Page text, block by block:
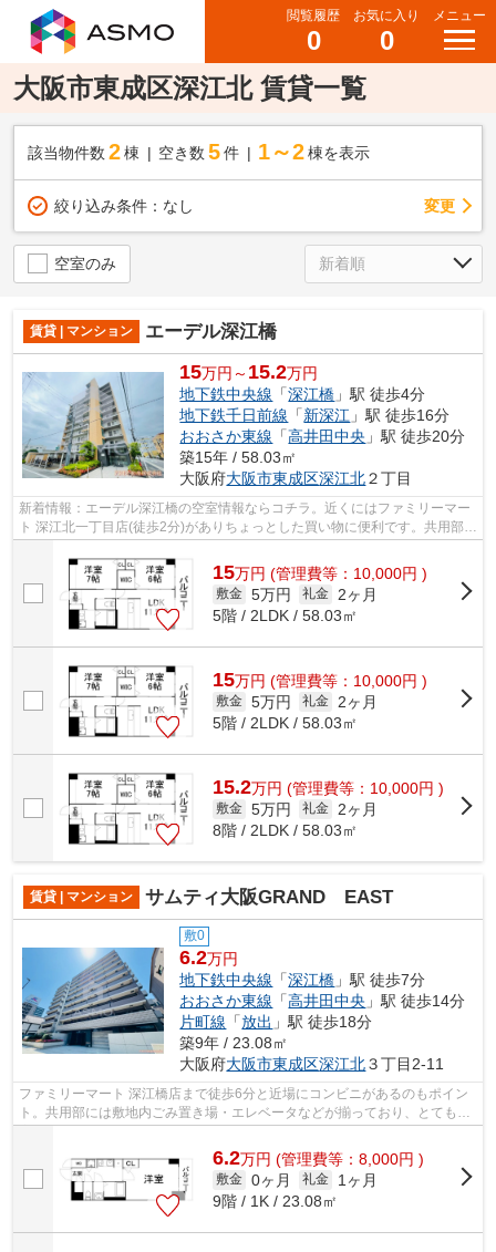
閲覧履歴
0
お気に入り
0
メニュー
大阪市東成区深江北 賃貸一覧
該当物件数 2棟 空き数 5 件 1～2 棟を表示
絞り込み条件： なし 変更
空室のみ
賃貸 | マンション エーデル深江橋
15万円～ 15.2万円
地下鉄中央線 「深江橋 」駅 徒歩4分
地下鉄千日前線 「新深江 」駅 徒歩16分
おおさか東線 「高井田中央 」駅 徒歩20分
築15年 / 58.03㎡
大阪府大阪市東成区深江北２丁目
新着情報：エーデル深江橋の空室情報ならコチラ。近くにはファミリーマー
ト 深江北一丁目店(徒歩2分)がありちょっとした買い物に便利です。共用部に
15万円 (管理費等：10,000円 )
敷金 5万円 礼金
2ヶ月
5階 / 2LDK / 58.03㎡
15万円 (管理費等：10,000円 )
敷金 5万円 礼金
2ヶ月
5階 / 2LDK / 58.03㎡
15.2万円 (管理費等：10,000円 )
敷金 5万円 礼金
2ヶ月
8階 / 2LDK / 58.03㎡
賃貸 | マンション サムティ大阪GRAND EAST
敷0
6.2万円
地下鉄中央線 「深江橋 」駅 徒歩7分
おおさか東線 「高井田中央 」駅 徒歩14分
片町線 「放出 」駅 徒歩18分
築9年 / 23.08㎡
大阪府大阪市東成区深江北３丁目2-11
ファミリーマート 深江橋店まで徒歩6分と近場にコンビニがあるのもポイン
ト。共用部には敷地内ごみ置き場・エレベータなどが揃っており、とても充
6.2万円 (管理費等：8,000円 )
敷金 0ヶ月 礼金
1ヶ月
9階 / 1K / 23.08㎡